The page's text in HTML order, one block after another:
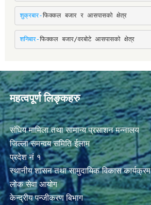
शुक्रबार-फिक्कल बजार र आसपासको क्षेत्र
शनिबार-फिक्कल बजार/वरबोटे आसपासको क्षेत्र
महत्वपूर्ण लिङ्कहरु
संघिय मामिला तथा सामान्य प्रसाशन मन्नालय
जिल्ला समन्वय समिति ईलाम
प्रदेश नं १
स्थानीय शासन तथा सामुदायिक विकास कार्यक्रम
लोक सेवा आयोग
केन्द्रीय पन्जीकरण बिभाग